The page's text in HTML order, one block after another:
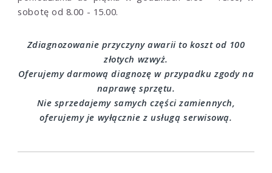
sobotę od 8.00 - 15.00.
Zdiagnozowanie przyczyny awarii to koszt od 100
złotych wzwyż.
Oferujemy darmową diagnozę w przypadku zgody na
naprawę sprzętu.
Nie sprzedajemy samych części zamiennych,
oferujemy je wyłącznie z usługą serwisową.